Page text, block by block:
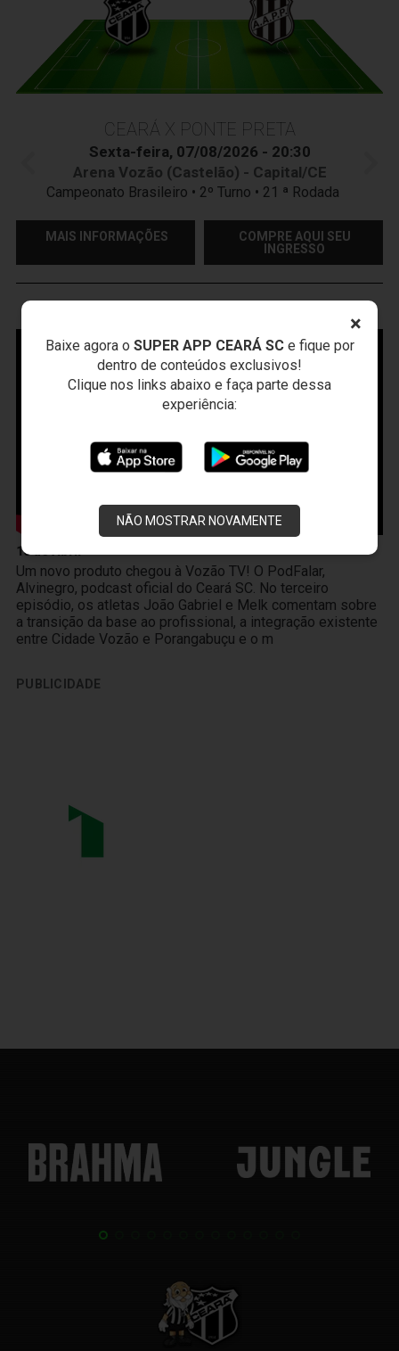
×
Baixe agora o SUPER APP CEARÁ SCe fique por
dentro de conteúdos exclusivos!
Clique nos links abaixo e faça parte dessa
experiência:
NÃO MOSTRAR NOVAMENTE
CEARÁ X PONTE PRETA
Sexta-feira, 07/08/2026 - 20:30
Arena Vozão (Castelão) - Capital/CE
Campeonato Brasileiro • 2º Turno • 21 ª Rodada
MAIS INFORMAÇÕES
COMPRE AQUI SEU
INGRESSO
10 de Abril
Um novo produto chegou à Vozão TV! O PodFalar,
Alvinegro, podcast oficial do Ceará SC. No terceiro
episódio, os atletas João Gabriel e Melk comentam sobre
a transição da base ao profissional, a integração existente
entre Cidade Vozão e Porangabuçu e o m
PUBLICIDADE